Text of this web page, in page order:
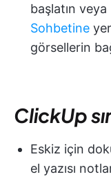
başlatın
Sohbetine
görsellerin
ClickUp
Eskiz için
el yazısı